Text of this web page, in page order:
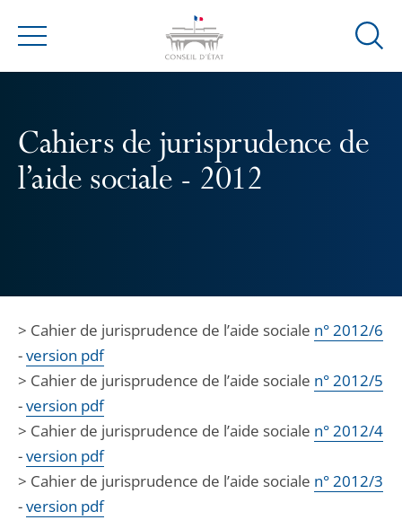
Menu
Ouvrir
Cahiers de jurisprudence de
l’aide sociale - 2012
> Cahier de jurisprudence de l’aide sociale n° 2012/6
-version pdf
> Cahier de jurisprudence de l’aide sociale n° 2012/5
-version pdf
> Cahier de jurisprudence de l’aide sociale n° 2012/4
-version pdf
> Cahier de jurisprudence de l’aide sociale n° 2012/3
-version pdf